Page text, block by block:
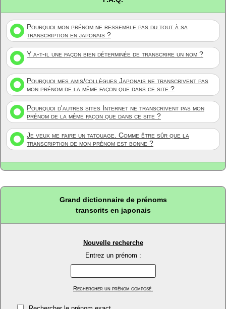
Pourquoi mon prénom ne ressemble pas du tout à sa
transcription en japonais ?
Y a-t-il une façon bien déterminée de transcrire un nom ?
Pourquoi mes amis/collègues Japonais ne transcrivent pas
mon prénom de la même façon que dans ce site ?
Pourquoi d'autres sites Internet ne transcrivent pas mon
prénom de la même façon que dans ce site ?
Je veux me faire un tatouage. Comme être sûr que la
transcription de mon prénom est bonne ?
Grand dictionnaire de prénoms
transcrits en japonais
Nouvelle recherche
Entrez un prénom :
Rechercher un prénom composé.